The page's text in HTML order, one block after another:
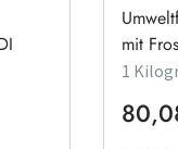
mit
1